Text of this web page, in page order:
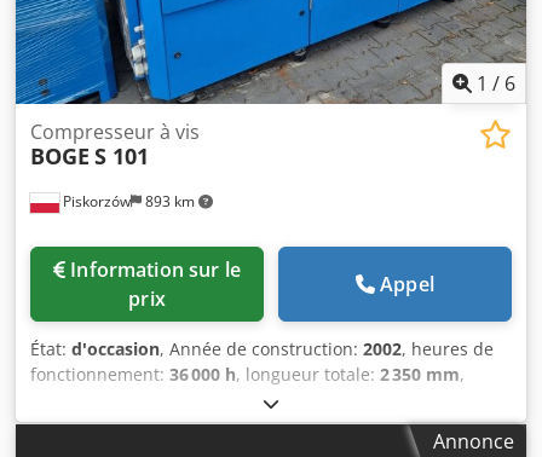
1 / 6
Piskorzów 893 km
Compresseur à vis
BOGE S 101
prix
Appel
État: d'occasion, Année de construction: 2002, heures de
fonctionnement: 36 000 h, longueur totale: 2 350 mm,
, Boge S 101 compresseur à vis
Année de fabrication : 2002 Débit volumique : 13,1 m3/min
Credpfxjxfwrxo Aqqef Pression de service : 8 bar Vitesse
Annonce